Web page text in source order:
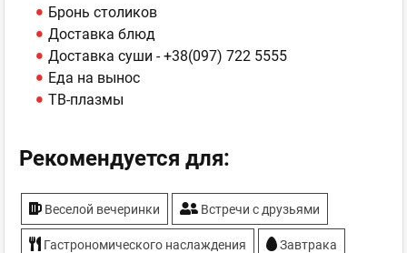
Бронь столиков
Доставка блюд
Доставка суши -+38(097) 722 5555
Еда на вынос
ТВ-плазмы
Рекомендуется для:
Веселой вечеринки Встречи с друзьями
Гастрономического наслаждения Завтрака